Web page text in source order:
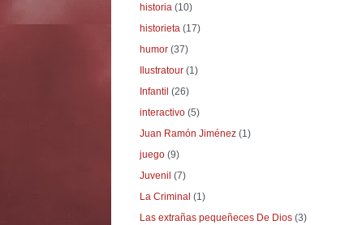
historia (10)
historieta (17)
humor (37)
Ilustratour (1)
Infantil (26)
interactivo (5)
Juan Ramón Jiménez (1)
juego (9)
Juvenil (7)
La Criminal (1)
Las extrañas pequeñeces De Dios (3)